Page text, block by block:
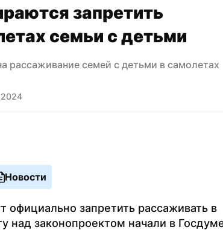
запретить
семьи с детьми
рассаживание семей с детьми в самолетах
Новости
официально запретить рассаживать в
над законопроектом начали в